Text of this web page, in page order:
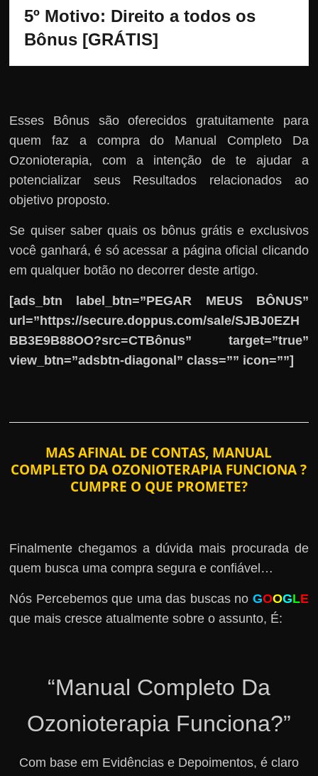
5º Motivo: Direito a todos os
Bônus [GRÁTIS]
Esses Bônus são oferecidos gratuitamente para
quem faz a compra do Manual Completo Da
Ozonioterapia, com a intenção de te ajudar a
potencializar seus Resultados relacionados ao
objetivo proposto.
Se quiser saber quais os bônus grátis e exclusivos
você ganhará, é só acessar a página oficial clicando
em qualquer botão no decorrer deste artigo.
[ads_btn label_btn=”PEGAR MEUS BÔNUS”
url=”https://secure.doppus.com/sale/SJBJ0EZH
BB3E9B88OO?src=CTBônus” target=”true”
view_btn=”adsbtn-diagonal” class=”” icon=””]
MAS AFINAL DE CONTAS, MANUAL
COMPLETO DA OZONIOTERAPIA FUNCIONA ?
CUMPRE O QUE PROMETE?
Finalmente chegamos a dúvida mais procurada de
quem busca uma compra segura e confiável…
Nós Percebemos que uma das buscas no GOOGLE
que mais cresce atualmente sobre o assunto, É:
“Manual Completo Da
Ozonioterapia Funciona?”
Com base em Evidências e Depoimentos, é claro